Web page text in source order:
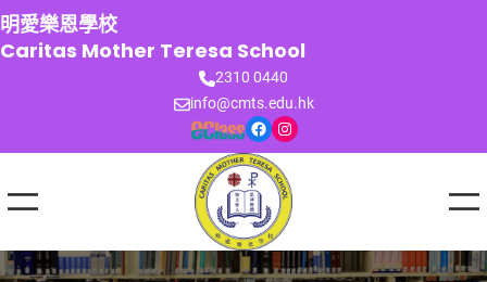
跳
至
主
明愛樂恩學校
Caritas Mother Teresa School
2310 0440
info@cmts.edu.hk
Facebook Instagram